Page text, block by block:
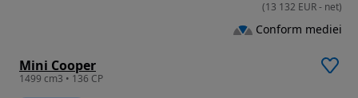
Mini Cooper
1499 cm3 • 136 CP
(13 132 EUR- net)
Conform mediei